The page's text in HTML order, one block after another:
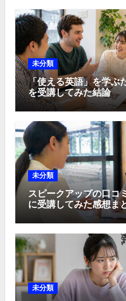
未分類
「使える英語」を学ぶ
を受講してみた結論
未分類
スピークアップの口コ
に受講してみた感想ま
未分類